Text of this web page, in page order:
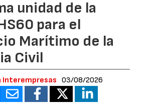
unidad de la
para el
Marítimo de la
Civil
Interempresas 03/08/2026